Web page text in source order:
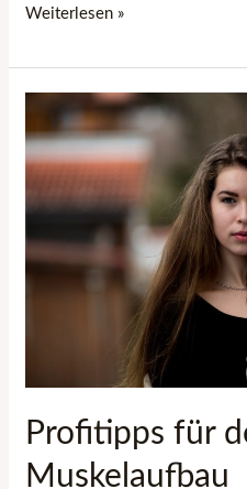
Weiterlesen »
Profitipps für
Muskelaufbau
für
den
Muskelaufbau